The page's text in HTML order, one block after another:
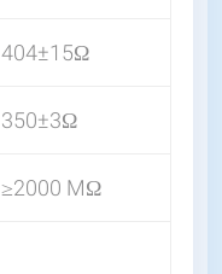
404±15Ω
350±3Ω
≥2000 МΩ